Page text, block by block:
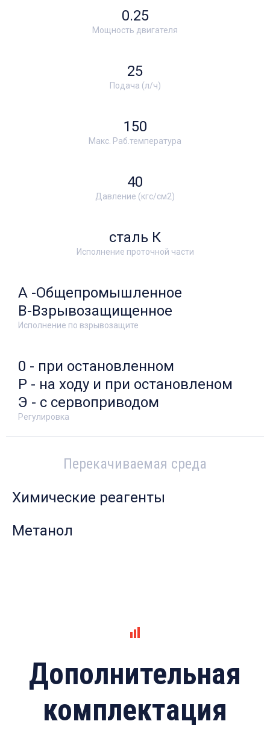
Мощность двигателя
0.25
Подача (л/ч)
25
Макс. Раб.температура
150
Давление (кгс/см2)
40
Исполнение проточной части
сталь К
Исполнение по взрывозащите
А -Общепромышленное
В-Взрывозащищенное
Регулировка
0 - при остановленном
Р - на ходу и при остановленом
Э - с сервоприводом
Перекачиваемая среда
Химические реагенты
Метанол
Дополнительная
комплектация